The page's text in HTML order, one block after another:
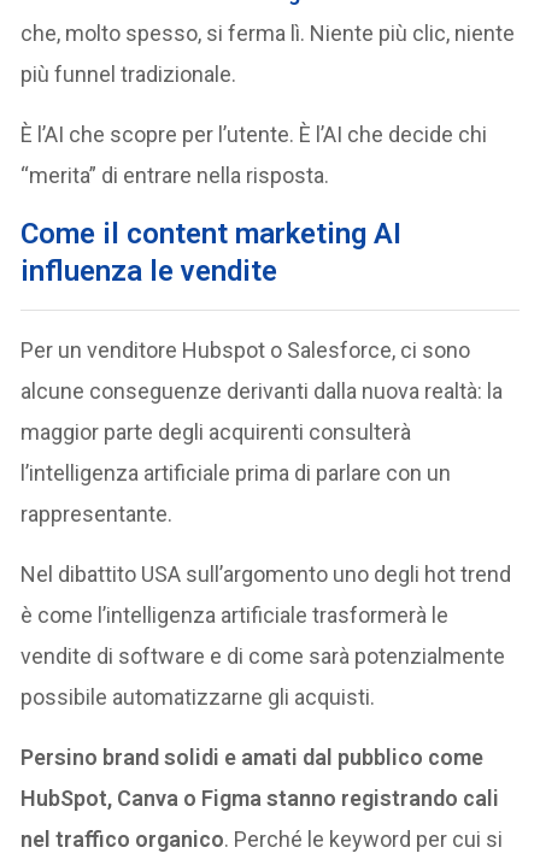
che, molto spesso, si ferma lì. Niente più clic, niente
più funnel tradizionale.
È l’AI che scopre per l’utente. È l’AI che decide chi
“merita” di entrare nella risposta.
Come il content marketing AI
influenza le vendite
Per un venditore Hubspot o Salesforce, ci sono
alcune conseguenze derivanti dalla nuova realtà: la
maggior parte degli acquirenti consulterà
l’intelligenza artificiale prima di parlare con un
rappresentante.
Nel dibattito USA sull’argomento uno degli hot trend
è come l’intelligenza artificiale trasformerà le
vendite di software e di come sarà potenzialmente
possibile automatizzarne gli acquisti.
Persino brand solidi e amati dal pubblico come
HubSpot, Canva o Figma stanno registrando cali
nel traffico organico. Perché le keyword per cui si